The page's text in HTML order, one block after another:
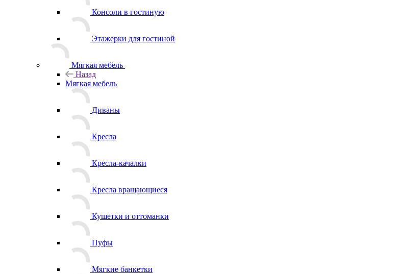
Консоли в гостиную
Этажерки для гостиной
Мягкая мебель
Назад
Мягкая мебель
Диваны
Кресла
Кресла-качалки
Кресла вращающиеся
Кушетки и оттоманки
Пуфы
Мягкие банкетки